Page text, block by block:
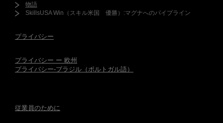
物語
SkillsUSA Win（スキル米国 優勝）:マグナへのパイプライン
プライバシー
プライバシー ー 欧州
プライバシー-ブラジル（ポルトガル語）
従業員のために